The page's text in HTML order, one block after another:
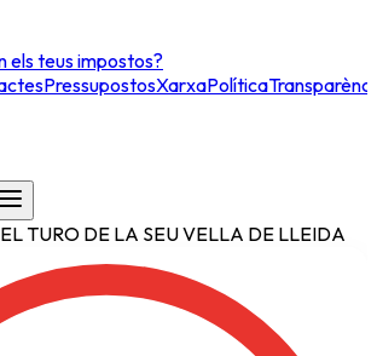
els teus impostos?
PressupostosXarxaPolítica
TURO DE LA SEU VELLA DE LLEIDA